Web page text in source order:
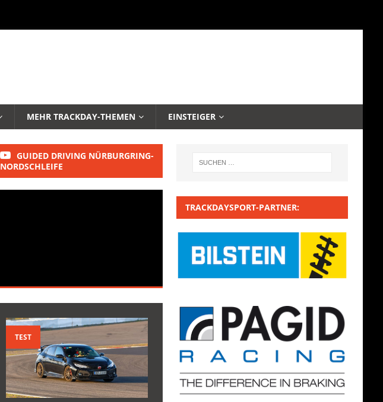
MEHR TRACKDAY-THEMEN EINSTEIGER
GUIDED DRIVING NÜRBURGRING-
NORDSCHLEIFE
TEST
TRACKDAYSPORT-PARTNER: